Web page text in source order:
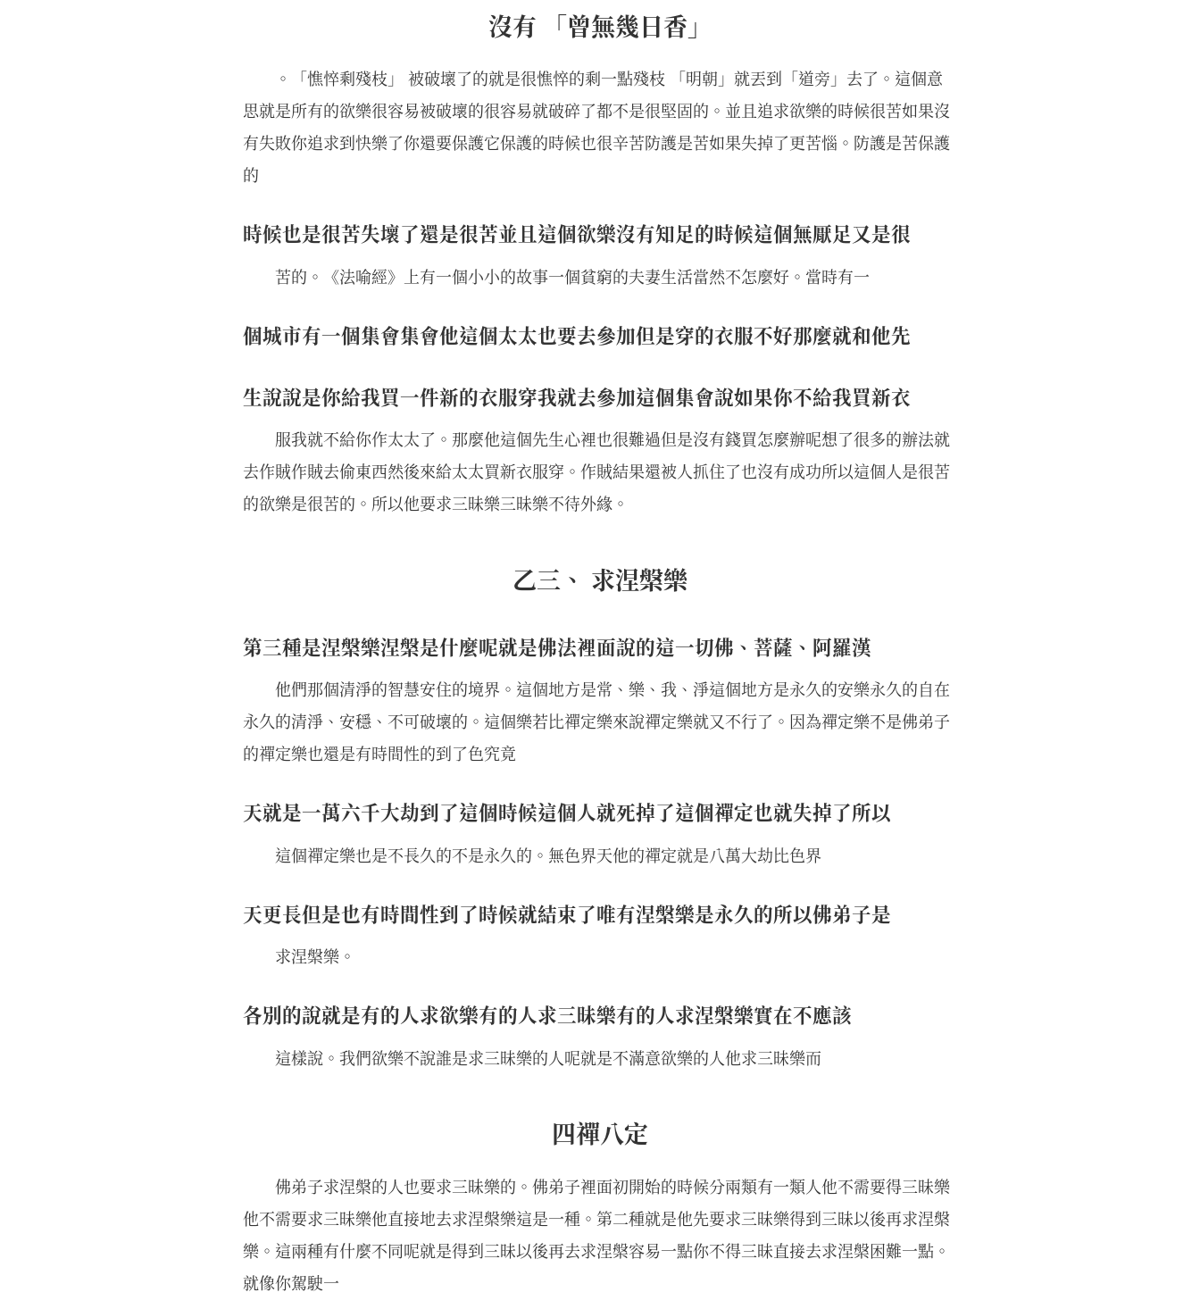
沒有 「曾無幾日香」
。「憔悴剩殘枝」 被破壞了的就是很憔悴的剩一點殘枝 「明朝」就丟到「道旁」去了。這個意
思就是所有的欲樂很容易被破壞的很容易就破碎了都不是很堅固的。並且追求欲樂的時候很苦如果沒
有失敗你追求到快樂了你還要保護它保護的時候也很辛苦防護是苦如果失掉了更苦惱。防護是苦保護
的
時候也是很苦失壞了還是很苦並且這個欲樂沒有知足的時候這個無厭足又是很
苦的。《法喻經》上有一個小小的故事一個貧窮的夫妻生活當然不怎麼好。當時有一
個城市有一個集會集會他這個太太也要去參加但是穿的衣服不好那麼就和他先
生說說是你給我買一件新的衣服穿我就去參加這個集會說如果你不給我買新衣
服我就不給你作太太了。那麼他這個先生心裡也很難過但是沒有錢買怎麼辦呢想了很多的辦法就
去作賊作賊去偷東西然後來給太太買新衣服穿。作賊結果還被人抓住了也沒有成功所以這個人是很苦
的欲樂是很苦的。所以他要求三昧樂三昧樂不待外緣。
乙三、 求涅槃樂
第三種是涅槃樂涅槃是什麼呢就是佛法裡面說的這一切佛、菩薩、阿羅漢
他們那個清淨的智慧安住的境界。這個地方是常、樂、我、淨這個地方是永久的安樂永久的自在
永久的清淨、安穩、不可破壞的。這個樂若比禪定樂來說禪定樂就又不行了。因為禪定樂不是佛弟子
的禪定樂也還是有時間性的到了色究竟
天就是一萬六千大劫到了這個時候這個人就死掉了這個禪定也就失掉了所以
這個禪定樂也是不長久的不是永久的。無色界天他的禪定就是八萬大劫比色界
天更長但是也有時間性到了時候就結束了唯有涅槃樂是永久的所以佛弟子是
求涅槃樂。
各別的說就是有的人求欲樂有的人求三昧樂有的人求涅槃樂實在不應該
這樣說。我們欲樂不說誰是求三昧樂的人呢就是不滿意欲樂的人他求三昧樂而
四禪八定
佛弟子求涅槃的人也要求三昧樂的。佛弟子裡面初開始的時候分兩類有一類人他不需要得三昧樂
他不需要求三昧樂他直接地去求涅槃樂這是一種。第二種就是他先要求三昧樂得到三昧以後再求涅槃
樂。這兩種有什麼不同呢就是得到三昧以後再去求涅槃容易一點你不得三昧直接去求涅槃困難一點。
就像你駕駛一